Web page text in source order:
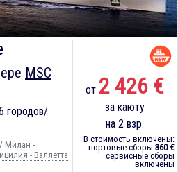
MSC
городов/
Милан -
- Валлетта
от 2 426 €
за каюту
на 2 взр.
В стоимость включены:
портовые сборы 360 €
сервисные сборы
включены